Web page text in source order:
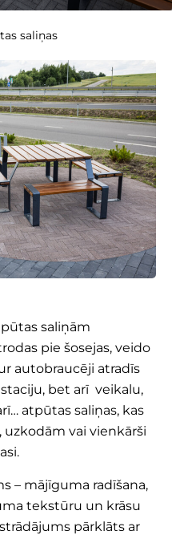
saliņas
saliņām
pie šosejas, veido
autobraucēji atradīs
bet arī veikalu,
atpūtas saliņas, kas
vai vienkārši
– mājīguma radīšana,
tekstūru un krāsu
pārklāts ar